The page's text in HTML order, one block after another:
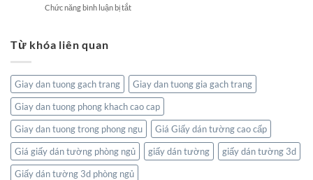
Sống
Hóa:
Thiên
Nhiên
Chức năng bình luận bị tắtở
Kết
nối
giới
ngay
trong
không
gian
sống
Từ khóa liên quan
Giay dan tuong gach trang
Giay dan tuong gia gach trang
Giay dan tuong phong khach cao cap
Giay dan tuong trong phong ngu
Giá Giấy dán tường cao cấp
Giá giấy dán tường phòng ngủ
giấy dán tường
giấy dán tường 3d
Giấy dán tường 3d phòng ngủ